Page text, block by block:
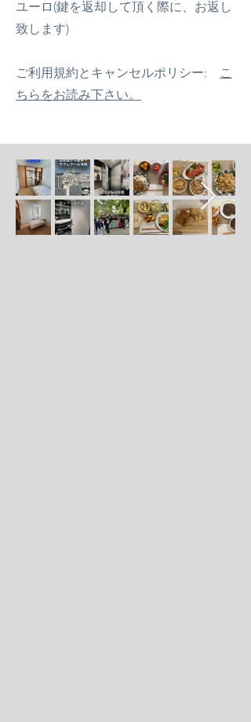
ユーロ(鍵を返却して頂く際に、お返し
致します)
ご利用規約とキャンセルポリシー:
こ
ちらをお読み下さい。